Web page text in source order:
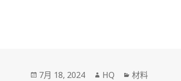
发
7月 18, 2024
作
HQ
分
材料